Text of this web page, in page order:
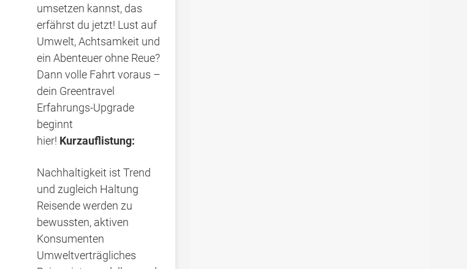
umsetzen kannst, das
erfährst du jetzt! Lust auf
Umwelt, Achtsamkeit und
ein Abenteuer ohne Reue?
Dann volle Fahrt voraus –
dein Greentravel
Erfahrungs-Upgrade
beginnt
hier! Kurzauflistung:
Nachhaltigkeit ist Trend
und zugleich Haltung
Reisende werden zu
bewussten, aktiven
Konsumenten
Umweltverträgliches